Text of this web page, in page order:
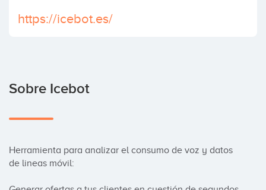
https://icebot.es/
Sobre Icebot
Herramienta para analizar el consumo de voz y datos
de lineas móvil: